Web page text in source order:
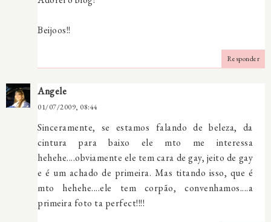
Beijoos!!
Responder
Angele
01/07/2009, 08:44
Sinceramente, se estamos falando de beleza, da
cintura para baixo ele mto me interessa
hehehe....obviamente ele tem cara de gay, jeito de gay
e é um achado de primeira. Mas titando isso, que é
mto hehehe....ele tem corpão, convenhamos....a
primeira foto ta perfect!!!!